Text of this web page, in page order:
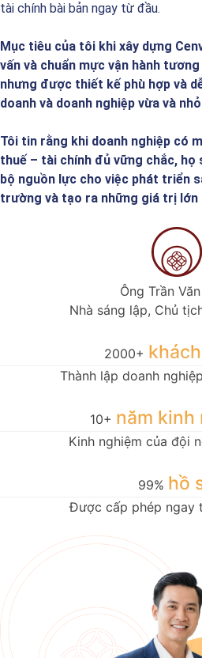
tài chính bài bản ngay từ đầu.
Mục tiêu của tôi khi xây dựng
vấn và chuẩn mực vận hành
nhưng được thiết kế phù hợp và
doanh và doanh nghiệp vừa và
Tôi tin rằng khi doanh nghiệp có
thuế – tài chính đủ vững chắc,
bộ nguồn lực cho việc phát triển
trường và tạo ra những giá trị lớn
Ông Trần
Nhà sáng lập, Chủ
2000+
Thành lập doanh
10+ năm kinh
Kinh nghiệm của đội
99% hồ
Được cấp phép ngay